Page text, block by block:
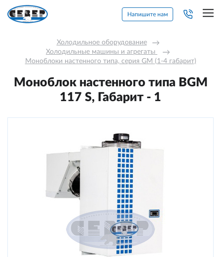
Напишите нам
Холодильное оборудование →
Холодильные машины и агрегаты →
Моноблоки настенного типа, серия GM (1-4 габарит)
Моноблок настенного типа BGM
117 S, Габарит - 1